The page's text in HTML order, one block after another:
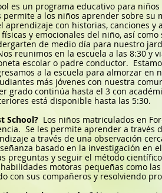
es un programa educativo para
permite a los niños aprender sobre su
aprendizaje con historias, canciones y
y emocionales del niño, así
de medio día para nuestro
reunimos en la escuela a las 8:30 y
escolar o padre conductor.
a la escuela para almorzar en
más jóvenes con nuestra
grado continúa hasta el 3 con
está disponible hasta las 5:30.
School? Los niños matriculados en
Se les permite aprender a través
a través de una observación
basado en la investigación en
preguntas y seguir el método
motoras pequeñas como
con sus compañeros y resolviendo